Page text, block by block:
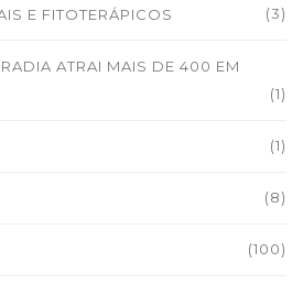
E FITOTERÁPICOS (3)
ATRAI MAIS DE 400 EM
(1)
(1)
(8)
(100)